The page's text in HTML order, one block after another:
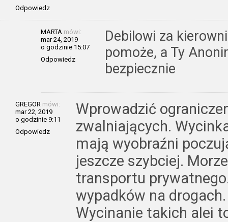
Odpowiedz
MARTA mówi:
mar 24, 2019
o godzinie 15:07
Odpowiedz
Debilowi za
pomoże, a Ty
bezpiecznie
GREGOR mówi:
mar 22, 2019
o godzinie 9:11
Odpowiedz
Wprowadzić
zwalniających.
mają wyobraźni
jeszcze szybciej.
transportu
wypadków na drogach.
Wycinanie takich alei